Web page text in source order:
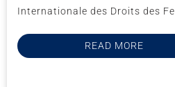
Internationale des Droits des
READ MORE